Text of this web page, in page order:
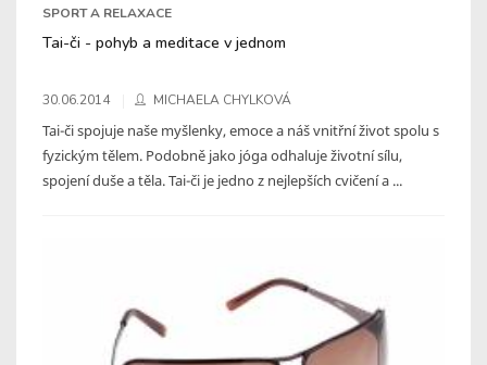
SPORT A RELAXACE
Tai-či - pohyb a meditace v jednom
30.06.2014 MICHAELA CHYLKOVÁ
Tai-či spojuje naše myšlenky, emoce a náš vnitřní život spolu s
fyzickým tělem. Podobně jako jóga odhaluje životní sílu,
spojení duše a těla. Tai-či je jedno z nejlepších cvičení a ...